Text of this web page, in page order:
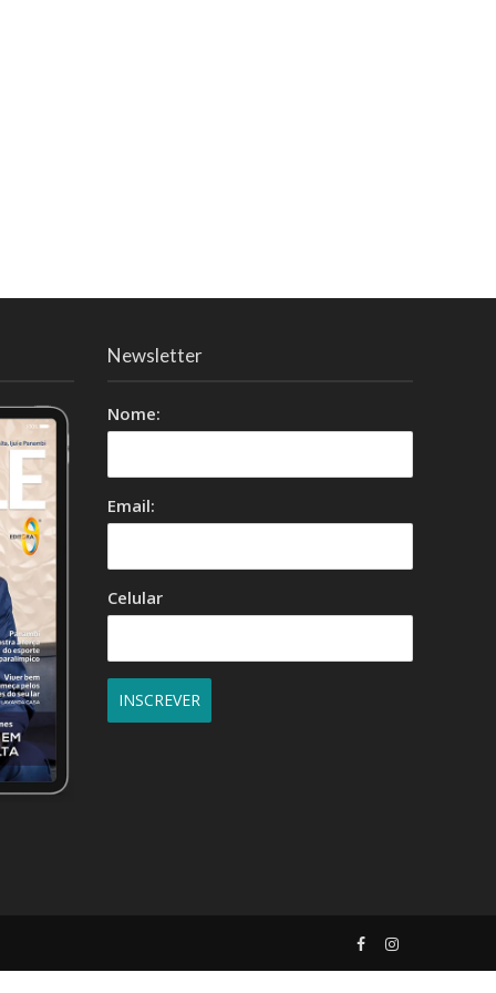
Newsletter
Nome:
Email:
Celular